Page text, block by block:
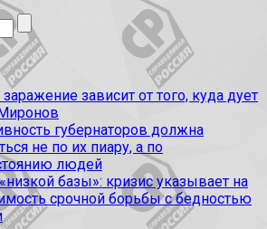
зависит от того, куда дует
губернаторов должна
не по их пиару, а по
людей
базы»: кризис указывает на
срочной борьбы с бедностью